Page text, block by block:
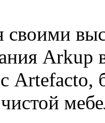
своими
Arkup
Artefacto,